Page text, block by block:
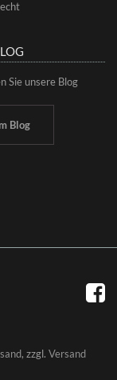
Sie unsere Blog
Blog
, zzgl. Versand